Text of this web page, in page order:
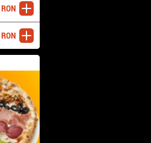
adaugă
RON
adaugă
RON